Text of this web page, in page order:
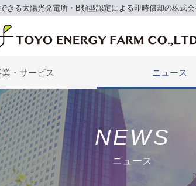
きる太陽光発電所・B類型認定による即時償却の株式
・サービス ニュース
NEWS
ニュース